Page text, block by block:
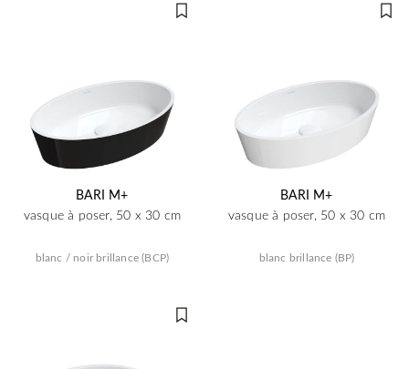
BARI M+
vasque à poser, 50 x 30 cm
blanc / noir brillance (BCP)
BARI M+
vasque à poser, 50 x 30 cm
blanc brillance (BP)